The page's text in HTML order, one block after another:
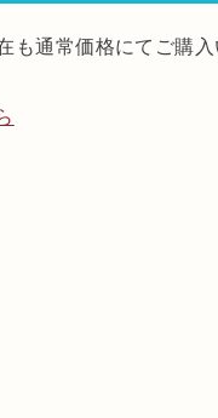
も通常価格にてご購